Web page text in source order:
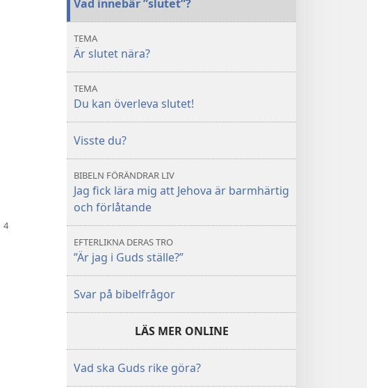
Vad innebär ”slutet”?
TEMA
Är slutet nära?
TEMA
Du kan överleva slutet!
Visste du?
BIBELN FÖRÄNDRAR LIV
Jag fick lära mig att Jehova är barmhärtig
och förlåtande
EFTERLIKNA DERAS TRO
”Är jag i Guds ställe?”
Svar på bibelfrågor
LÄS MER ONLINE
Vad ska Guds rike göra?